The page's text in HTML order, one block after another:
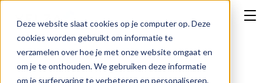
Deze website slaat cookies op je computer op. Deze
cookies worden gebruikt om informatie te
verzamelen over hoe je met onze website omgaat en
om je te onthouden. We gebruiken deze informatie
om je surfervaring te verbeteren en personaliseren,